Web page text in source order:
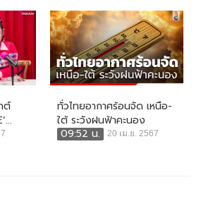
ต์
ทั่วไทยอากาศร้อนจัด เหนือ-
ใต้ ระวังฝนฟ้าคะนอง
09:52 น.
20 เม.ย. 2567